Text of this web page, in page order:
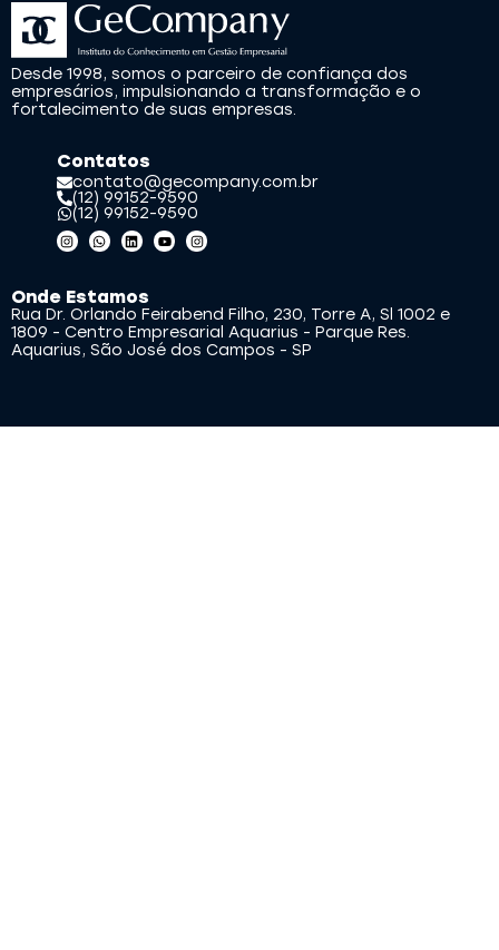
Desde 1998, somos o parceiro de confiança dos
empresários, impulsionando a transformação e o
fortalecimento de suas empresas.
Contatos
contato@gecompany.com.br
(12) 99152-9590
(12) 99152-9590
Onde Estamos
Rua Dr. Orlando Feirabend Filho, 230, Torre A, Sl 1002 e
1809 - Centro Empresarial Aquarius - Parque Res.
Aquarius, São José dos Campos - SP